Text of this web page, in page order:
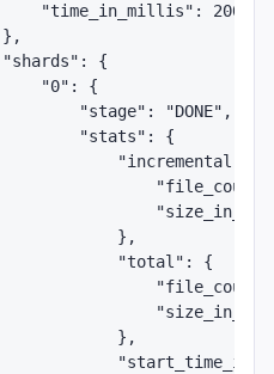
"time_in_millis": 200
{
"0": {
"stage": "DONE",
"stats": {
"incremental": {
},
"total": {
},